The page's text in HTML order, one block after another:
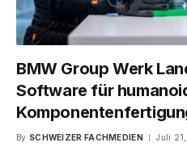
BMW Group Werk
Software für
By SCHWEIZER FACHMEDIEN Juli